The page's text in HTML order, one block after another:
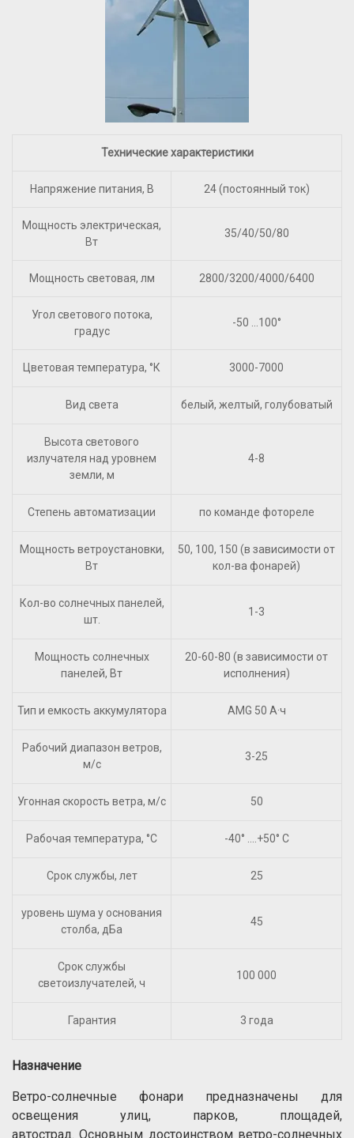
Технические характеристики
Напряжение питания, В 24 (постоянный ток)
Мощность электрическая,
Вт
35/40/50/80
Мощность световая, лм 2800/3200/4000/6400
Угол светового потока,
градус
-50 …100°
Цветовая температура, °К 3000-7000
Вид света белый, желтый, голубоватый
Высота светового
излучателя над уровнем
земли, м
4-8
Степень автоматизации по команде фотореле
Мощность ветроустановки,
Вт
50, 100, 150 (в зависимости от
кол-ва фонарей)
Кол-во солнечных панелей,
шт.
1-3
Мощность солнечных
панелей, Вт
20-60-80 (в зависимости от
исполнения)
Тип и емкость аккумулятора AMG 50 А·ч
Рабочий диапазон ветров,
м/с
3-25
Угонная скорость ветра, м/с 50
Рабочая температура, °С -40° ….+50° С
Срок службы, лет 25
уровень шума у основания
столба, дБа
45
Срок службы
светоизлучателей, ч
100 000
Гарантия 3 года
Назначение
Ветро-солнечные фонари предназначены для
освещения улиц, парков, площадей,
автострад. Основным достоинством ветро-солнечных